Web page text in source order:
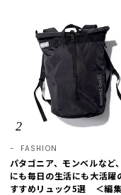
2
FASHION
パタゴニア、モンベルなど
にも毎日の生活にも大活躍
すすめリュック5選 ＜編